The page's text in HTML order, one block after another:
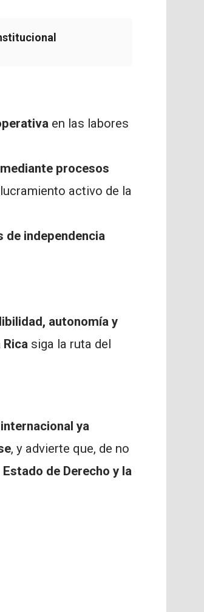
en las labores
procesos
activo de la
de independencia
autonomía y
Ricasiga la ruta del
ya
, y advierte que, de no
Estado de Derecho y la